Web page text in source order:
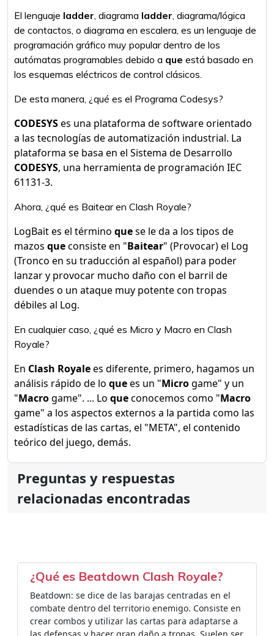
El lenguaje ladder, diagrama ladder, diagrama/lógica
de contactos, o diagrama en escalera, es un lenguaje de
programación gráfico muy popular dentro de los
autómatas programables debido a que está basado en
los esquemas eléctricos de control clásicos.
De esta manera, ¿qué es el Programa Codesys?
CODESYSes una plataforma de software orientado
a las tecnologías de automatización industrial. La
plataforma se basa en el Sistema de Desarrollo
CODESYS, una herramienta de programación IEC
61131-3.
Ahora, ¿qué es Baitear en Clash Royale?
LogBait es el término quese le da a los tipos de
mazos queconsiste en "Baitear" (Provocar) el Log
(Tronco en su traducción al español) para poder
lanzar y provocar mucho daño con el barril de
duendes o un ataque muy potente con tropas
débiles al Log.
En cualquier caso, ¿qué es Micro y Macro en Clash
Royale?
En Clash Royalees diferente, primero, hagamos un
análisis rápido de lo quees un "Microgame" y un
"Macrogame". ... Lo queconocemos como "Macro
game" a los aspectos externos a la partida como las
estadísticas de las cartas, el "META", el contenido
teórico del juego, demás.
Preguntas y respuestas
relacionadas encontradas
¿Qué es Beatdown Clash Royale?
Beatdown: se dice de las barajas centradas en el
combate dentro del territorio enemigo. Consiste en
crear combos y utilizar las cartas para adaptarse a